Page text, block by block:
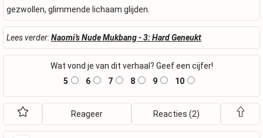
gezwollen, glimmende lichaam glijden.
Lees verder:Naomi’s Nude Mukbang - 3: Hard Geneukt
Wat vond je van dit verhaal? Geef een cijfer!
5
6 7 8 9 10
Reageer Reacties (2)